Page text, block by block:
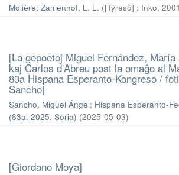
Molière; Zamenhof, L. L. ([Tyresö] : Inko, 2001
[La gepoetoj Miguel Fernández,
kaj Carlos d'Abreu post la omaĝo al
83a Hispana Esperanto-Kongreso /
Sancho]
Sancho, Miguel Ángel; Hispana Esperanto-
(83a. 2025. Soria) (2025-05-03)
[Giordano Moya]